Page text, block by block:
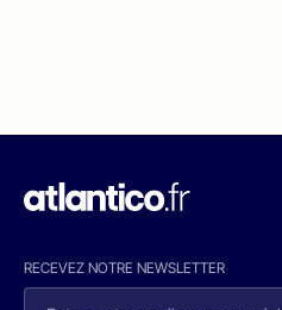
RECEVEZ NOTRE NEWSLETTER